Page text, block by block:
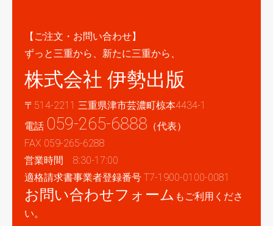
【ご注文・お問い合わせ】
ずっと三重から、新たに三重から、
株式会社 伊勢出版
〒514-2211 三重県津市芸濃町椋本4434-1
電話 059-265-6888 （代表）
FAX 059-265-6288
営業時間 8:30-17:00
適格請求書事業者登録番号 T7-1900-0100-0081
お問い合わせフォーム もご利用くださ
い。